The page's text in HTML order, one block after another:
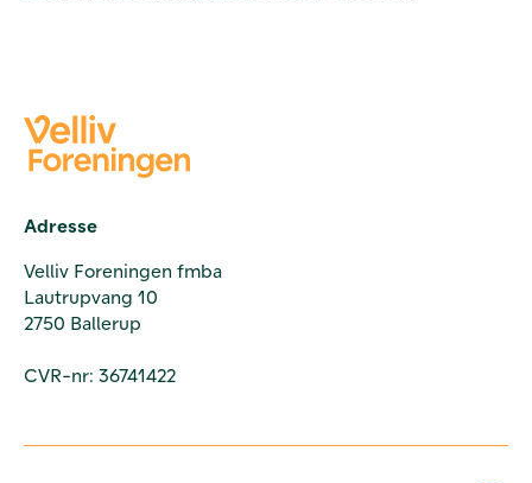
Adresse
Velliv Foreningen fmba
Lautrupvang 10
2750 Ballerup
CVR-nr: 36741422